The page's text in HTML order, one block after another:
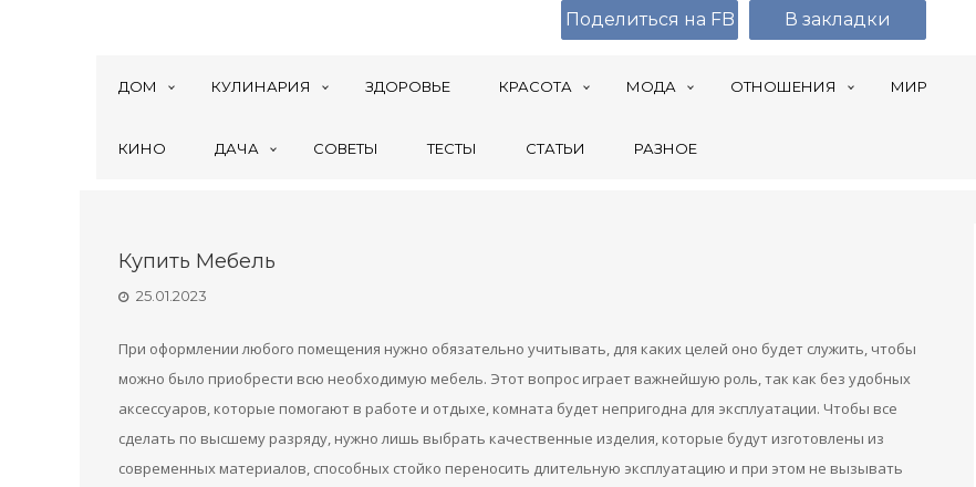
ДОМ КУЛИНАРИЯ ЗДОРОВЬЕ КРАСОТА МОДА ОТНОШЕНИЯ МИР
КИНО ДАЧА СОВЕТЫ ТЕСТЫ СТАТЬИ РАЗНОЕ
Купить Мебель
25.01.2023
При оформлении любого помещения нужно обязательно учитывать, для каких целей оно будет служить, чтобы
можно было приобрести всю необходимую мебель. Этот вопрос играет важнейшую роль, так как без удобных
аксессуаров, которые помогают в работе и отдыхе, комната будет непригодна для эксплуатации. Чтобы все
сделать по высшему разряду, нужно лишь выбрать качественные изделия, которые будут изготовлены из
современных материалов, способных стойко переносить длительную эксплуатацию и при этом не вызывать
Поделиться на FB В закладки